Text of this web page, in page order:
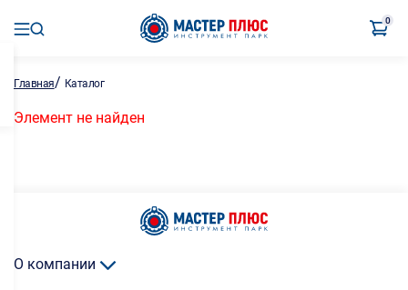
0
Главная/ Каталог
Элемент не найден
О компании